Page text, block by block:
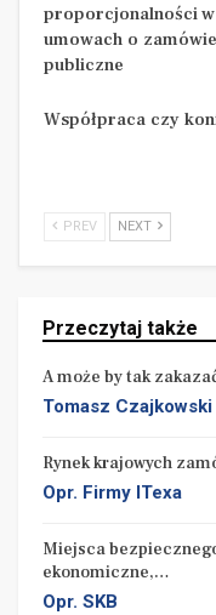
proporcjonalności w
umowach o
publiczne
Współpraca czy
PREV NEXT
Przeczytaj także
A może by tak
Tomasz Czajkowski
Rynek krajowych
Opr. Firmy ITexa
Miejsca
ekonomiczne,…
Opr. SKB